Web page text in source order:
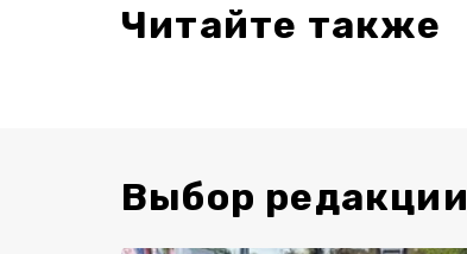
Читайте также
Выбор редакции